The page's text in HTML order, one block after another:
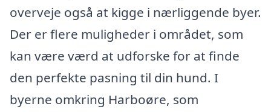
overveje også at kigge i nærliggende byer.
Der er flere muligheder i området, som
kan være værd at udforske for at finde
den perfekte pasning til din hund. I
byerne omkring Harboøre, som